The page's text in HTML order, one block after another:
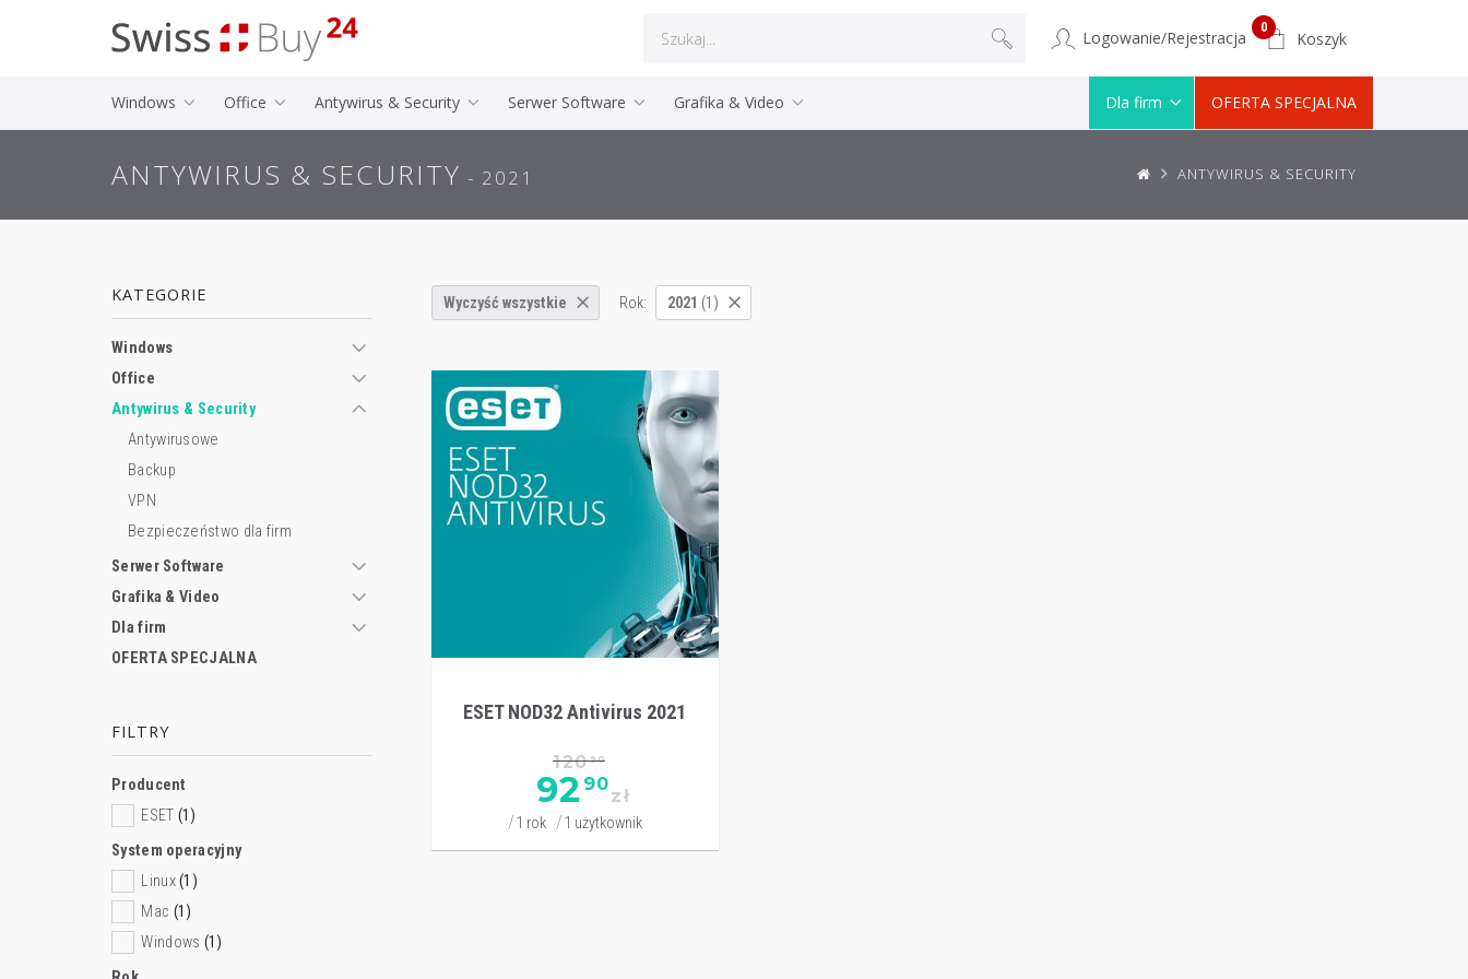
Logowanie/Rejestracja
0
Koszyk
Windows Office Antywirus & Security Serwer Software Grafika & Video Dla firm OFERTA SPECJALNA
ANTYWIRUS & SECURITY - 2021 ANTYWIRUS & SECURITY
KATEGORIE
Windows
Office
Antywirus & Security
Antywirusowe
Backup
VPN
Bezpieczeństwo dla firm
Serwer Software
Grafika & Video
Dla firm
OFERTA SPECJALNA
FILTRY
Producent
ESET (1)
System operacyjny
Linux(1)
Mac (1)
Windows (1)
Wyczyść wszystkie Rok: 2021 (1)
ESET NOD32 Antivirus 2021
12090
92 90
zł
1 rok 1 użytkownik